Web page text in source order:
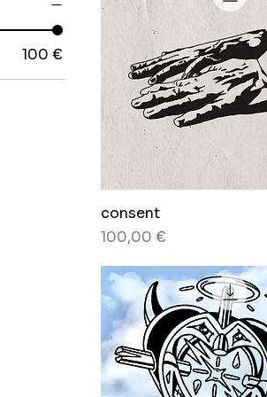
100 €
consent
Preis
100,00 €